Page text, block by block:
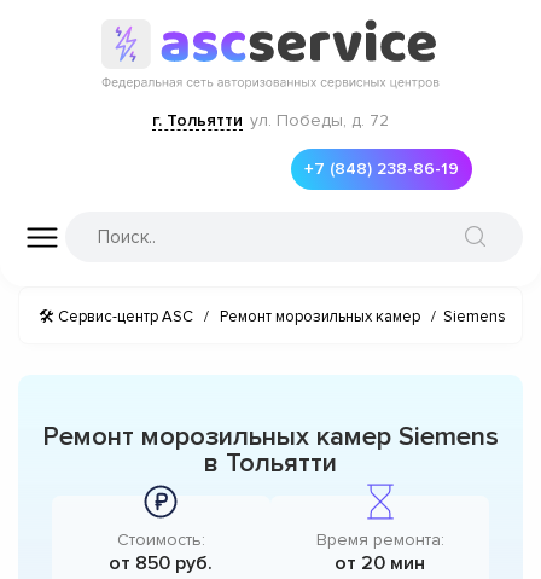
г. Тольятти ул. Победы, д. 72
+7 (848) 238-86-19
🛠 Сервис-центр ASC / Ремонт морозильных камер / Siemens
Ремонт морозильных камер Siemens
в Тольятти
Стоимость:
от 850 руб.
Время ремонта:
от 20 мин